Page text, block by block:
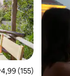
4,99 (155)